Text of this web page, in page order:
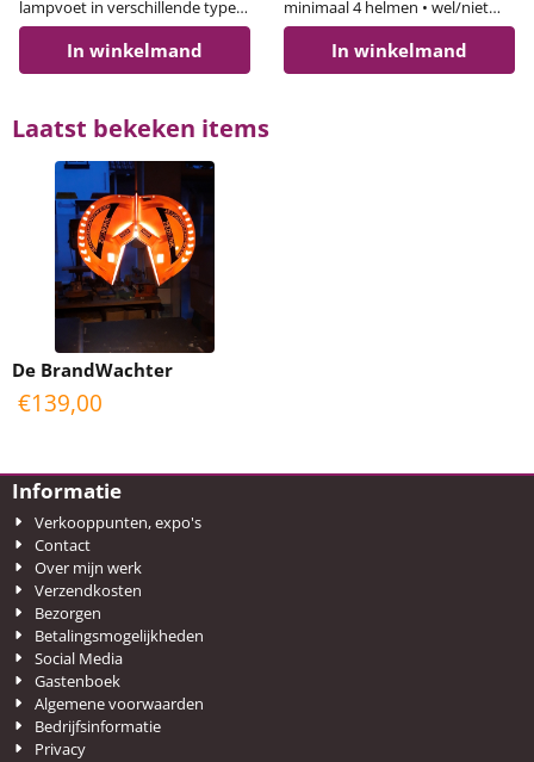
lampvoet in verschillende typen
helmen en kleuren Van veel
kleuren helmen is voorraad (wit,
rood, groen, oranje, geel, blauw,
overleggen naar welke kleur de
voorkeur uit gaat. Afhankelijk
van het gebruikte type helm: •
wel/niet lichtdoorlatend •
met/zonder gaatjes •
met/zonder logo bedrijf ...
In winkelmand
minimaal 4 helmen • wel/niet
lichtdoorlatend • met/zonder
gaatjes • met/zonder logo
bedrijf • uitbreiding met meer
In winkelmand
Laatst bekeken items
De BrandWachter
€139,00
Informatie
Verkooppunten, expo's
Contact
Over mijn werk
Verzendkosten
Bezorgen
Betalingsmogelijkheden
Social Media
Gastenboek
Algemene voorwaarden
Bedrijfsinformatie
Privacy